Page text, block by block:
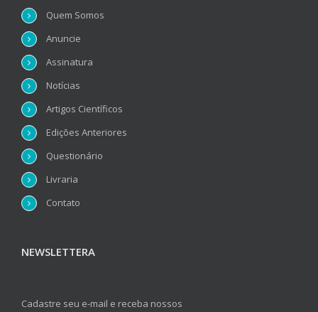
Quem Somos
Anuncie
Assinatura
Notícias
Artigos Científicos
Edições Anteriores
Questionário
Livraria
Contato
NEWSLETTERA
Cadastre seu e-mail e receba nossos